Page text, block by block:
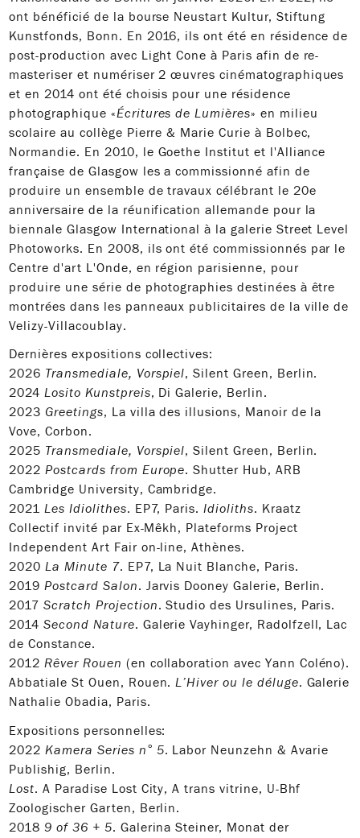
ont bénéficié de la bourse Neustart Kultur, Stiftung
Kunstfonds, Bonn. En 2016, ils ont été en résidence de
post-production avec Light Cone à Paris afin de re-
masteriser et numériser 2 œuvres cinématographiques
et en 2014 ont été choisis pour une résidence
photographique «Écritures de Lumières» en milieu
scolaire au collège Pierre & Marie Curie à Bolbec,
Normandie. En 2010, le Goethe Institut et l'Alliance
française de Glasgow les a commissionné afin de
produire un ensemble de travaux célébrant le 20e
anniversaire de la réunification allemande pour la
biennale Glasgow International à la galerie Street Level
Photoworks. En 2008, ils ont été commissionnés par le
Centre d'art L'Onde, en région parisienne, pour
produire une série de photographies destinées à être
montrées dans les panneaux publicitaires de la ville de
Velizy-Villacoublay.
Dernières expositions collectives:
2026 Transmediale, Vorspiel, Silent Green, Berlin.
2024Losito Kunstpreis, Di Galerie, Berlin.
2023 Greetings, La villa des illusions, Manoir de la
Vove, Corbon.
2025 Transmediale, Vorspiel, Silent Green, Berlin.
2022Postcards from Europe. Shutter Hub, ARB
Cambridge University, Cambridge.
2021Les Idiolithes. EP7, Paris.Idioliths. Kraatz
Collectif invité par Ex-Mêkh, Plateforms Project
Independent Art Fair on-line, Athènes.
2020La Minute 7. EP7, La Nuit Blanche, Paris.
2019Postcard Salon. Jarvis Dooney Galerie, Berlin.
2017Scratch Projection. Studio des Ursulines, Paris.
2014Second Nature. Galerie Vayhinger, Radolfzell, Lac
de Constance.
2012Rêver Rouen (en collaboration avec Yann Coléno).
Abbatiale St Ouen, Rouen.L’Hiver ou le déluge. Galerie
Nathalie Obadia, Paris.
Expositions personnelles:
2022 Kamera Series n° 5. Labor Neunzehn & Avarie
Publishig, Berlin.
Lost. A Paradise Lost City, A trans vitrine, U-Bhf
Zoologischer Garten, Berlin.
20189 of 36 + 5. Galerina Steiner, Monat der